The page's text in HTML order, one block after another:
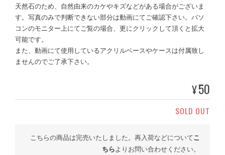
天然石のため、自然由来のカケやキズなどがある場合がございま
す。写真のみで判断できない部分は動画にてご確認下さい。パソ
コンのモニター上にてご覧の場合、更にクリックして頂くと拡大
可能です。
また、動画にて使用しているアクリルベースやケースは付属致し
ませんのでご了承下さい。
¥50
SOLD OUT
こちらの商品は完売いたしました。再入荷などについてこ
ちらよりお問い合わせください。